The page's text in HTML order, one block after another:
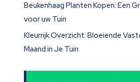
Beukenhaag Planten Kopen: Een
voor uw Tuin
Kleurrijk Overzicht: Bloeiende
Maand in Je Tuin